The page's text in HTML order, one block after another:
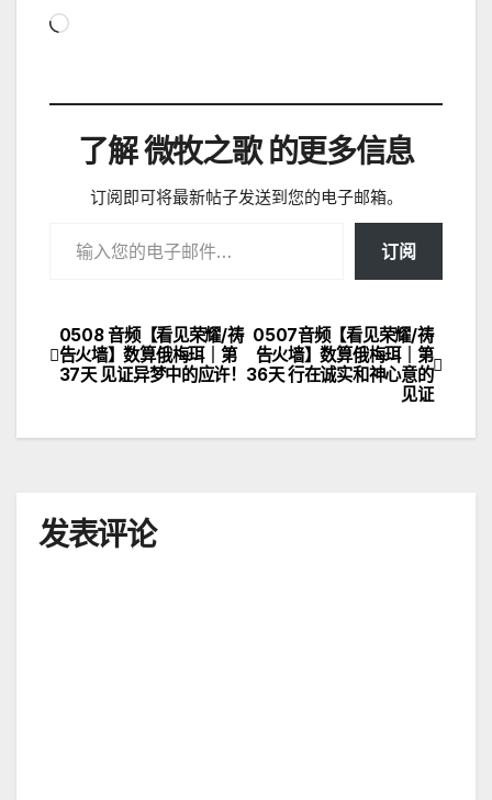
正
载…
了解 微牧之歌 的更多信息
订阅即可将最新帖子发送到您的电子邮箱。
订阅
文
章
导
0507音频【看见荣耀/祷
告火墙】数算俄梅珥｜第
36天 行在诚实和神心意的
见证
0508 音频【看见荣耀/祷
告火墙】数算俄梅珥｜第
37天 见证异梦中的应许！
发表评论